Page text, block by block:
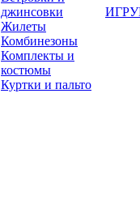
джинсовки
Жилеты
Комбинезоны
Комплекты и
костюмы
Куртки и пальто